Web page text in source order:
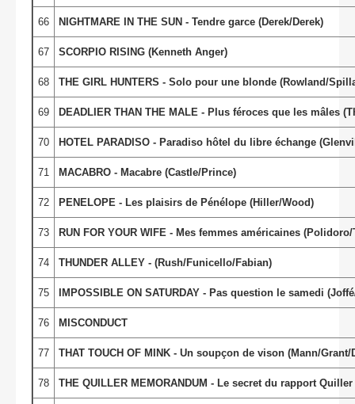
66 NIGHTMARE IN THE SUN - Tendre garce (Derek/Derek)
67 SCORPIO RISING (Kenneth Anger)
68 THE GIRL HUNTERS - Solo pour une blonde (Rowland/
69 DEADLIER THAN THE MALE - Plus féroces que les mâles
70 HOTEL PARADISO - Paradiso hôtel du libre échange
71 MACABRO - Macabre (Castle/Prince)
72 PENELOPE - Les plaisirs de Pénélope (Hiller/Wood)
73 RUN FOR YOUR WIFE - Mes femmes américaines
74 THUNDER ALLEY - (Rush/Funicello/Fabian)
75 IMPOSSIBLE ON SATURDAY - Pas question le samedi
76 MISCONDUCT
77 THAT TOUCH OF MINK - Un soupçon de vison (Mann/Grant/
78 THE QUILLER MEMORANDUM - Le secret du rapport